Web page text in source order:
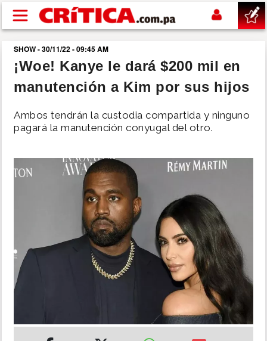
Pasar al contenido principal
buscar
SUCESOS
NACIONAL
MUNDO
INSÓLITAS
MULTIMEDIA
SHOW - 30/11/22 - 09:45 AM
¡Woe! Kanye le dará $200 mil en
manutención a Kim por sus hijos
Ambos tendrán la custodia compartida y ninguno
pagará la manutención conyugal del otro.